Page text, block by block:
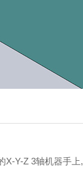
X-Y-Z 3轴机器手